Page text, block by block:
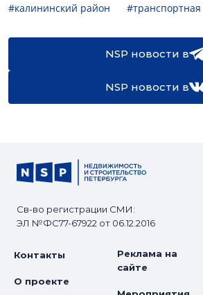
#калининский район
NSP новости в
NSP новости в
Св-во регистрации СМИ:
ЭЛ №ФС77-67922 от 06.12.2016
Контакты
О проекте
Реклама на
сайте